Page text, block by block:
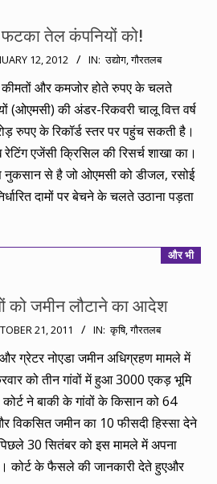
तेल कंपनियों को!
12, 2012 IN: उद्योग,गौरतलब
और कमजोर होते रुपए के चलते
(ओएमसी) की अंडर-रिकवरी चालू वित्त वर्ष
रुपए के रिकॉर्ड स्तर पर पहुंच सकती है।
एजेंसी क्रिसिल की रिसर्च शाखा का।
से है जो ओएमसी को डीजल, रसोई
दामों पर बेचने के चलते उठाना पड़ता
और भी
को जमीन लौटाने का आदेश
21, 2011 IN: कृषि,गौरतलब
और ग्रेटर नोएडा जमीन अधिग्रहण मामले में
को तीन गांवों में हुआ 3000 एकड़ भूमि
ने बाकी के गांवों के किसान को 64
विकसित जमीन का 10 फीसदी हिस्सा देने
30 सितंबर को इस मामले में अपना
कोर्ट के फैसले की जानकारी देते हुएऔर